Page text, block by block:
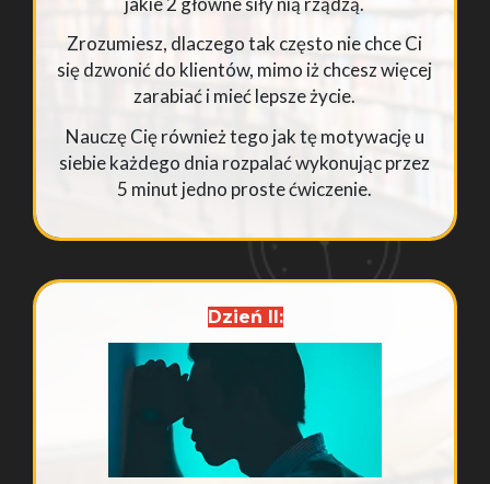
Zrozumiesz, dlaczego tak często nie chce Ci
się dzwonić do klientów, mimo iż chcesz więcej
zarabiać i mieć lepsze życie.
Nauczę Cię również tego jak tę motywację u
siebie każdego dnia rozpalać wykonując przez
5 minut jedno proste ćwiczenie.
Dzień II: